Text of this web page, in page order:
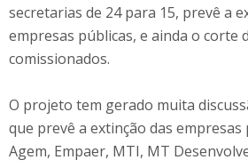
secretarias de 24 para 15, prevê a
empresas públicas, e ainda o corte
comissionados.
O projeto tem gerado muita
que prevê a extinção das empresas
Agem, Empaer, MTI, MT